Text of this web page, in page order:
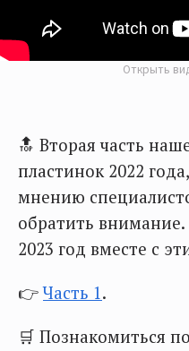
Открыть
🔝 Вторая часть
пластинок 2022
мнению
обратить
2023 год вместе с
👉Часть 1.
🛒 Познакомиться